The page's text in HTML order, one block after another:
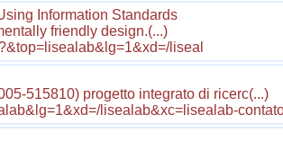
Information Standards
friendly design.(...)
liseal
515810) progetto integrato di ricerc(...)
lisealab&xc=lisealab-